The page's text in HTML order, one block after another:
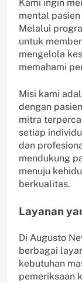
Kami ingin
mental
Melalui
untuk
mengelola
memahami
Misi kami
dengan
mitra
setiap
dan
mendukung
menuju
berkualitas.
Layanan
Di Augusto
berbagai
kebutuhan
pemeriksaan